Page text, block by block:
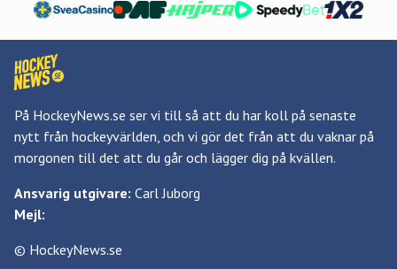
På HockeyNews.se ser vi till så att du har koll på senaste
nytt från hockeyvärlden, och vi gör det från att du vaknar på
morgonen till det att du går och lägger dig på kvällen.
Ansvarig utgivare: Carl Juborg
Mejl:
© HockeyNews.se